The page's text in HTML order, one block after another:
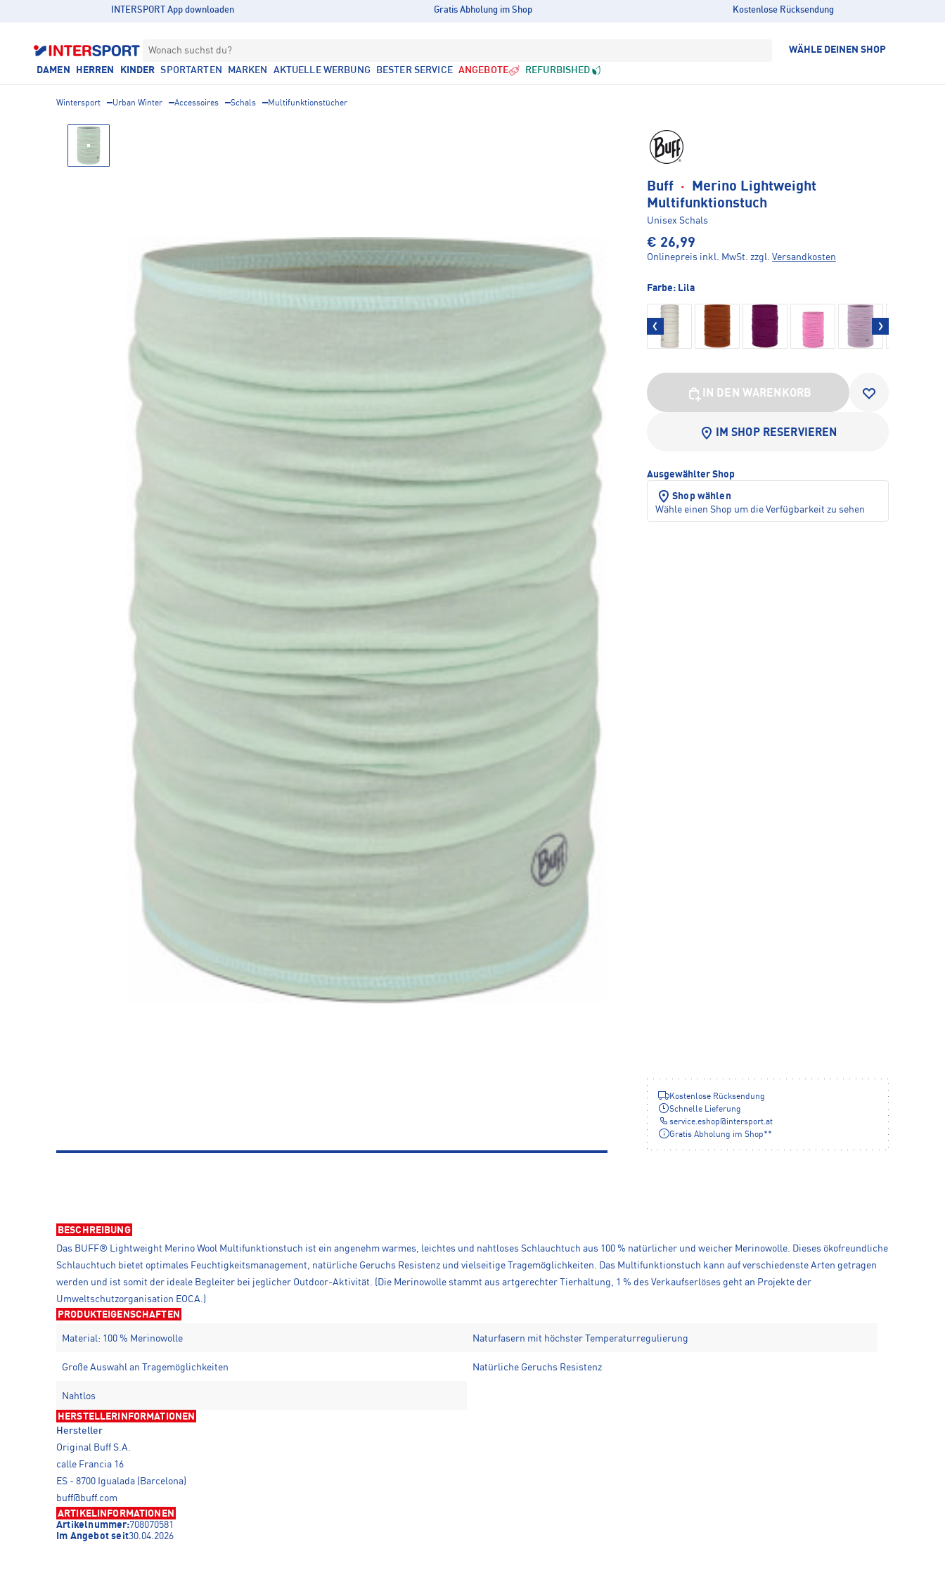
INTERSPORT App downloaden Gratis Abholung im Shop Kostenlose Rücksendung
Wonach suchst du? WÄHLE DEINEN SHOP
DAMEN HERREN KINDER SPORTARTEN MARKEN AKTUELLE WERBUNG BESTER SERVICE ANGEBOTE REFURBISHED
Wintersport Urban Winter Accessoires Schals Multifunktionstücher
Buff · Merino Lightweight
Multifunktionstuch
Unisex Schals
€ 26,99
Onlinepreis inkl. MwSt. zzgl. Versandkosten
Farbe: Lila
IN DEN WARENKORB
IM SHOP RESERVIEREN
Ausgewählter Shop
Shop wählen
Wähle einen Shop um die Verfügbarkeit zu sehen
Kostenlose Rücksendung
Schnelle Lieferung
service.eshop@ intersport.at
Gratis Abholung im Shop**
BESCHREIBUNG
Das BUFF® Lightweight Merino Wool Multifunktionstuch ist ein angenehm warmes, leichtes und nahtloses Schlauchtuch aus 100 % natürlicher und weicher Merinowolle. Dieses ökofreundliche
Schlauchtuch bietet optimales Feuchtigkeitsmanagement, natürliche Geruchs Resistenz und vielseitige Tragemöglichkeiten. Das Multifunktionstuch kann auf verschiedenste Arten getragen
werden und ist somit der ideale Begleiter bei jeglicher Outdoor-Aktivität. (Die Merinowolle stammt aus artgerechter Tierhaltung, 1 % des Verkaufserlöses geht an Projekte der
Umweltschutzorganisation EOCA.)
PRODUKTEIGENSCHAFTEN
Material: 100 % Merinowolle Naturfasern mit höchster Temperaturregulierung
Große Auswahl an Tragemöglichkeiten Natürliche Geruchs Resistenz
Nahtlos
HERSTELLERINFORMATIONEN
Hersteller
Original Buff S.A.
calle Francia 16
ES - 8700 Igualada (Barcelona)
buff@buff.com
ARTIKELINFORMATIONEN
Artikelnummer:708070581
Im Angebot seit30.04.2026